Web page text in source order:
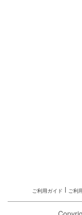
ご利用ガイド l ご利